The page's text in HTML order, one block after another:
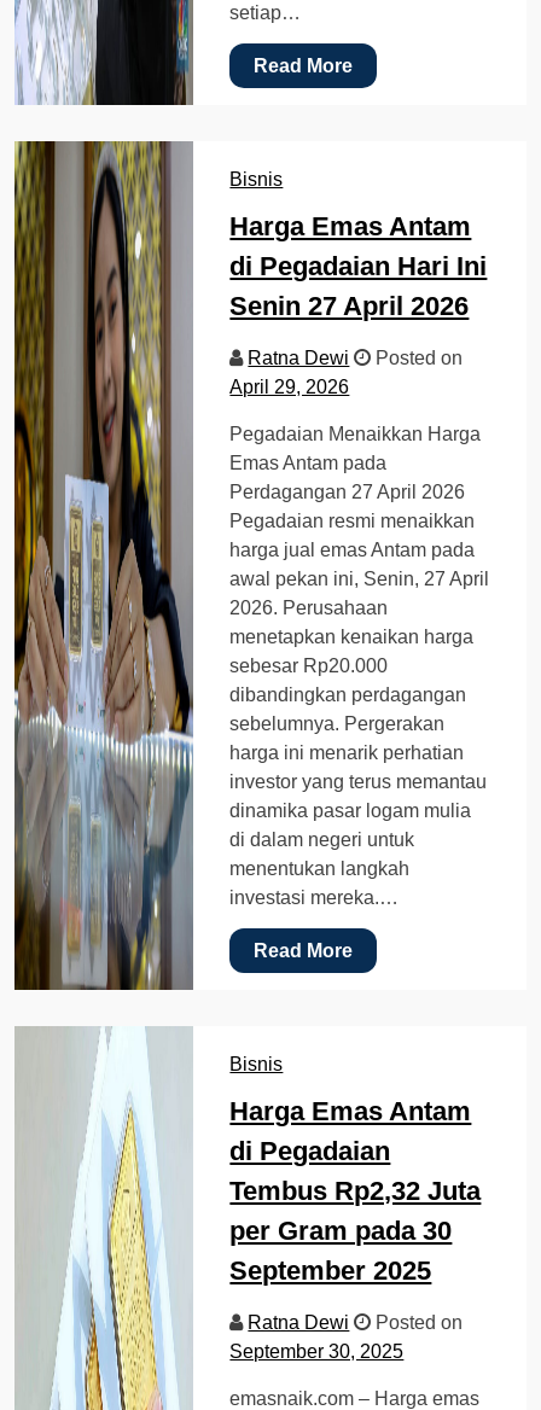
setiap…
Read More
Bisnis
Harga Emas Antam
di Pegadaian Hari Ini
Senin 27 April 2026
Ratna Dewi
Posted on
April 29, 2026
Pegadaian Menaikkan Harga
Emas Antam pada
Perdagangan 27 April 2026
Pegadaian resmi menaikkan
harga jual emas Antam pada
awal pekan ini, Senin, 27 April
2026. Perusahaan
menetapkan kenaikan harga
sebesar Rp20.000
dibandingkan perdagangan
sebelumnya. Pergerakan
harga ini menarik perhatian
investor yang terus memantau
dinamika pasar logam mulia
di dalam negeri untuk
menentukan langkah
investasi mereka.…
Read More
Bisnis
Harga Emas Antam
di Pegadaian
Tembus Rp2,32 Juta
per Gram pada 30
September 2025
Ratna Dewi
Posted on
September 30, 2025
emasnaik.com – Harga emas